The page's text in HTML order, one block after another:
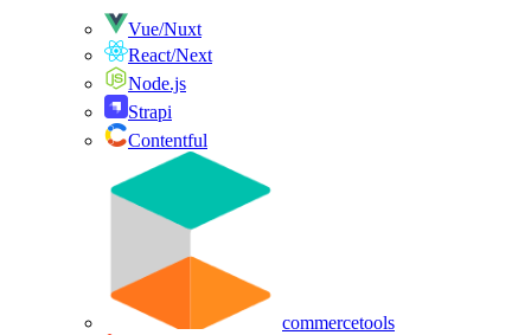
Vue/Nuxt
React/Next
Node.js
Strapi
Contentful
commercetools